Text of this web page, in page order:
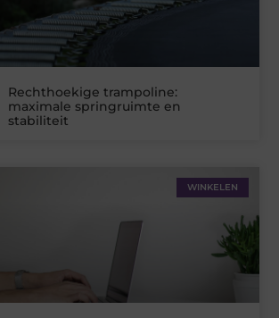
Rechthoekige trampoline:
maximale springruimte en
stabiliteit
WINKELEN